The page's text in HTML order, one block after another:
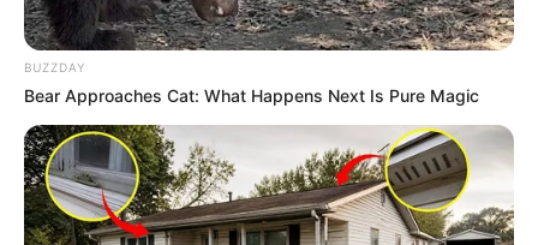
Aalisha Panwar
8
fans love
VOTE
BUZZDAY
Bear Approaches Cat: What Happens Next Is Pure Magic